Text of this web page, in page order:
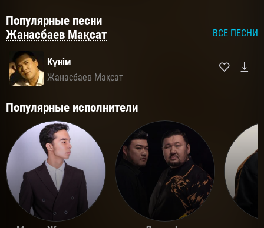
Популярные песни
Жанасбаев Мақсат
ВСЕ ПЕСНИ
Күнім
Жанасбаев Мақсат
Популярные исполнители